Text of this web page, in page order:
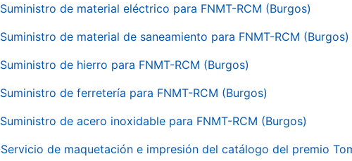
Suministro de material eléctrico para FNMT-RCM (Burgos)
Suministro de material de saneamiento para FNMT-RCM (Burgos)
Suministro de hierro para FNMT-RCM (Burgos)
Suministro de ferretería para FNMT-RCM (Burgos)
Suministro de acero inoxidable para FNMT-RCM (Burgos)
Servicio de maquetación e impresión del catálogo del premio